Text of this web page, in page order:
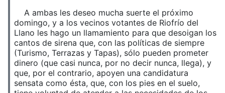
A ambas les deseo mucha suerte el próximo
domingo, y a los vecinos votantes de Riofrío del
Llano les hago un llamamiento para que desoigan los
cantos de sirena que, con las políticas de siempre
(Turismo, Terrazas y Tapas), sólo pueden prometer
dinero (que casi nunca, por no decir nunca, llega), y
que, por el contrario, apoyen una candidatura
sensata como ésta, que, con los pies en el suelo,